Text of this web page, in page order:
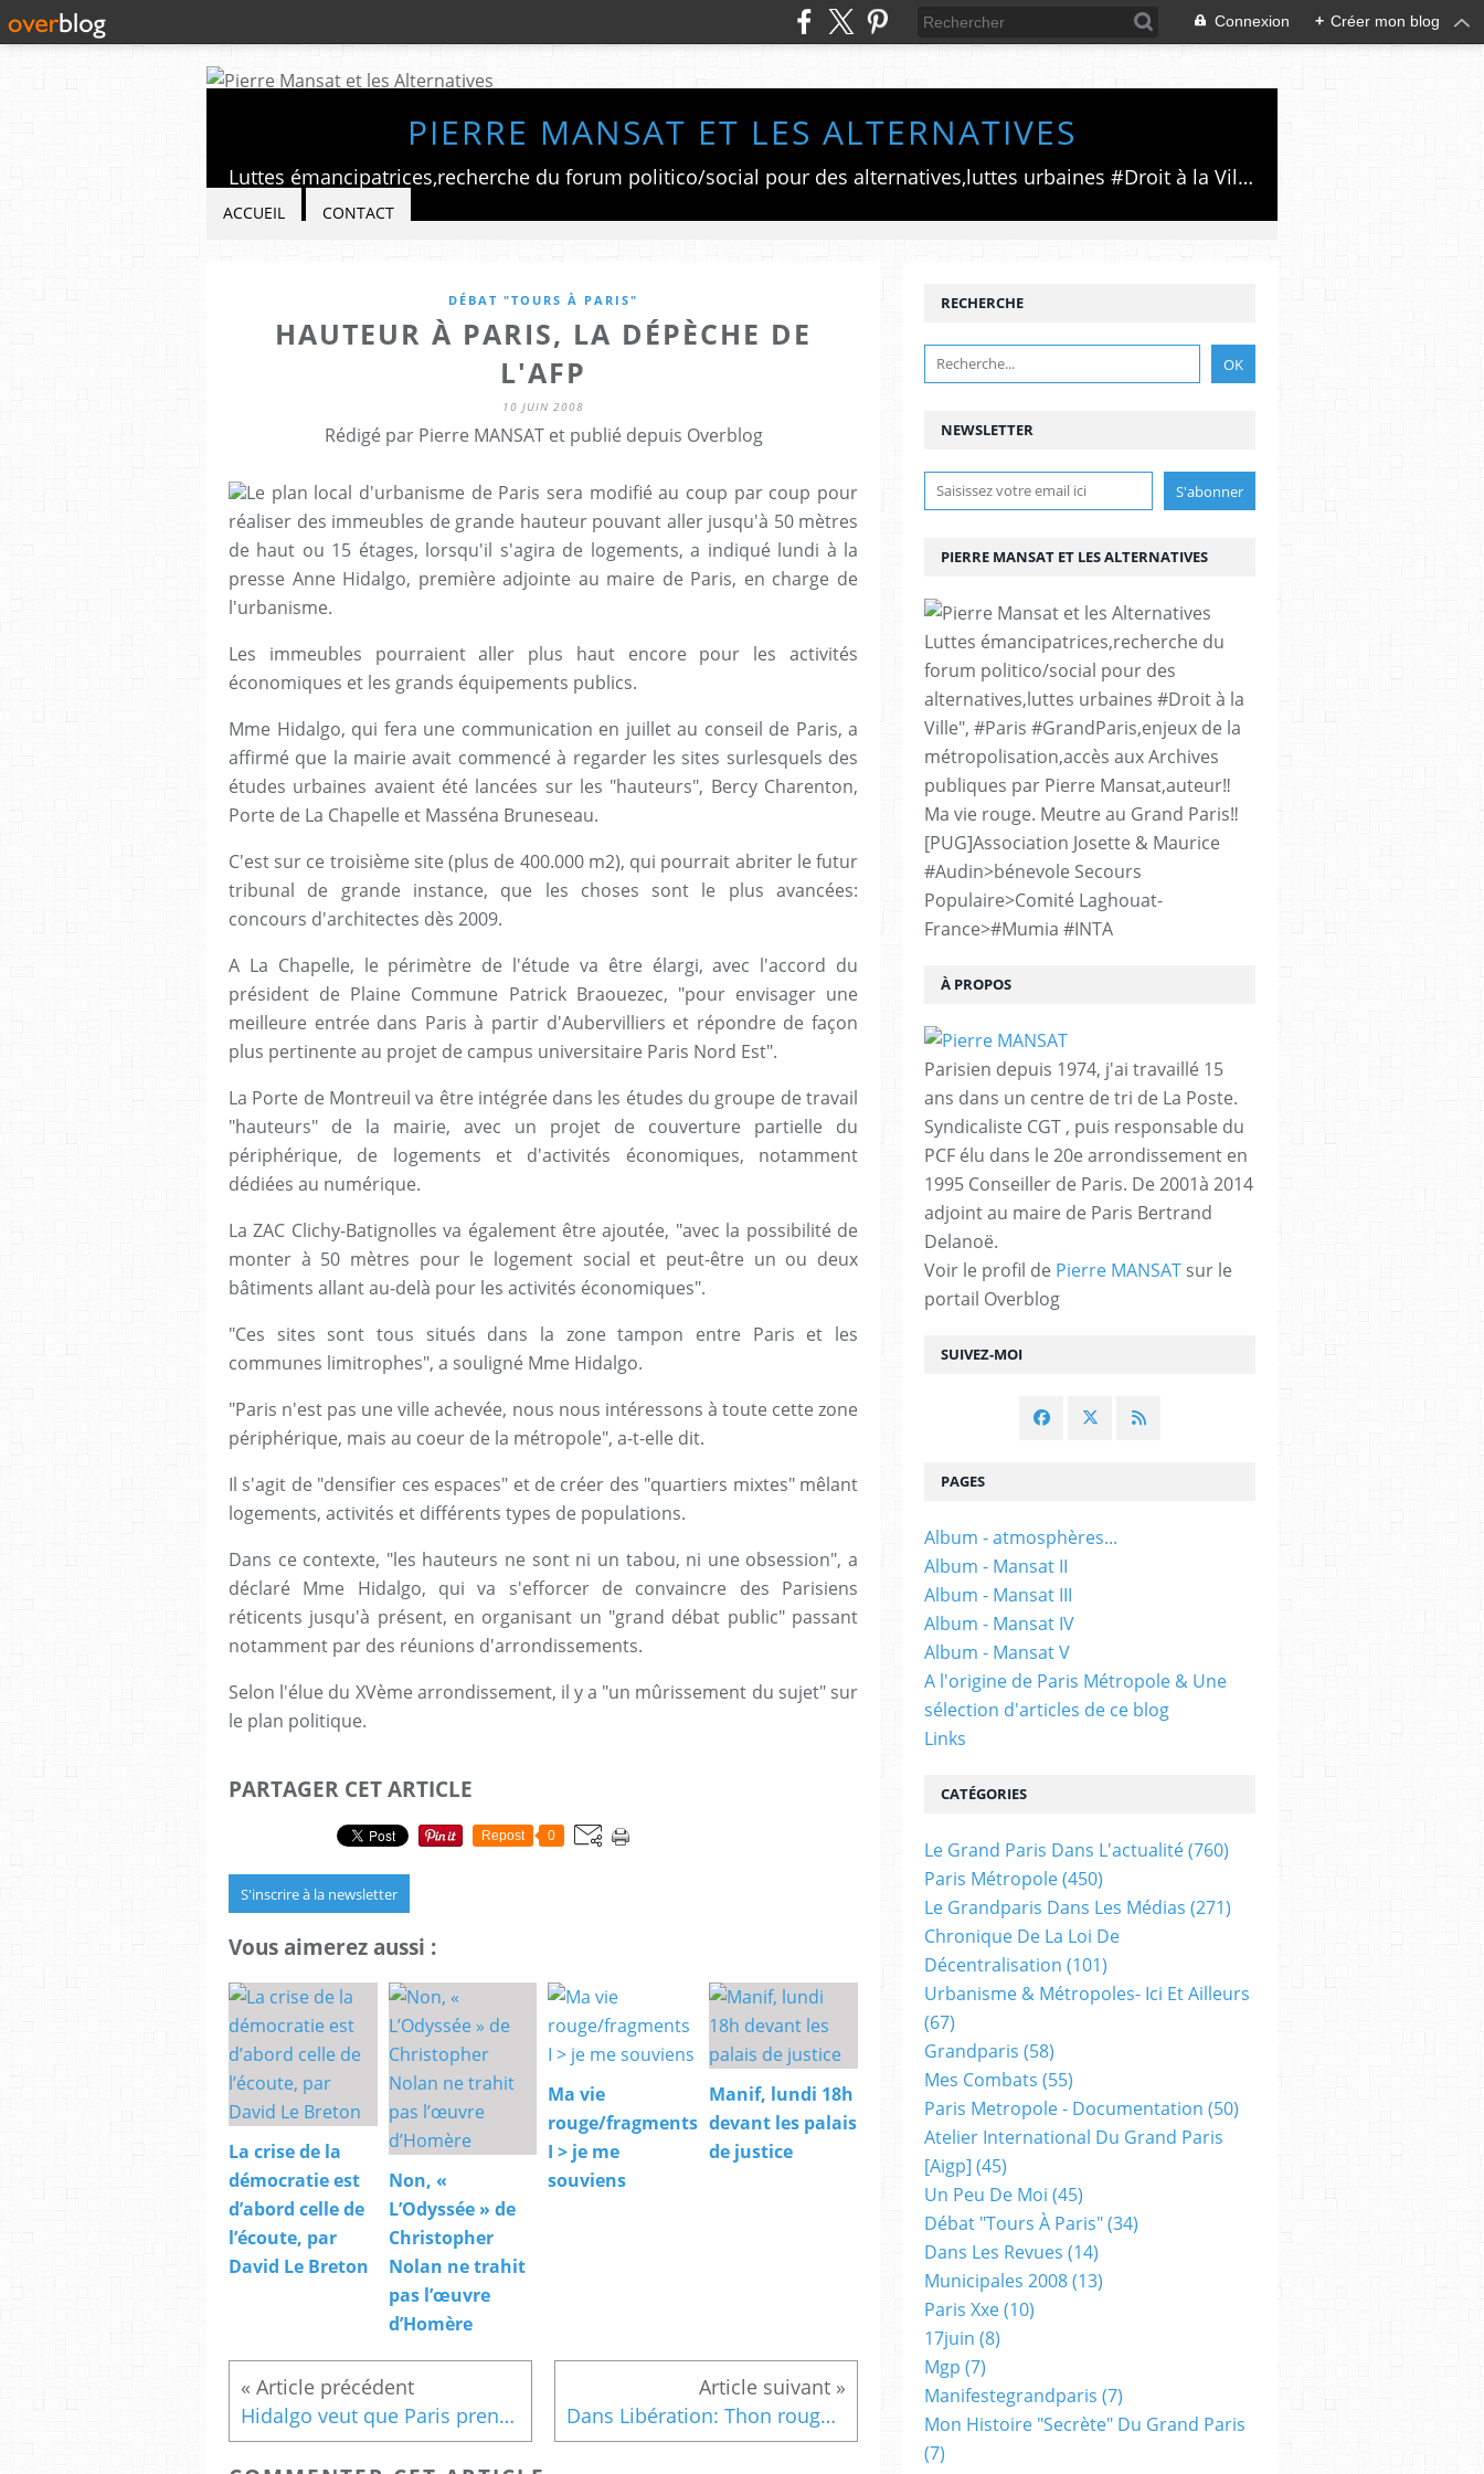
Connexion + Créer mon blog
PIERRE MANSAT ET LES ALTERNATIVES
Luttes émancipatrices,recherche du forum politico/social pour des alternatives,luttes urbaines #Droit à la Ville", #Paris #GrandParis,enjeux de la métropolisation,accès aux Archives publiques par Pierre Mansat,auteur‼️Ma vie rouge. Meutre au Grand Paris‼️[PUG]Association Josette & Maurice #Audin>bénevole Secours Populaire>Comité Laghouat-France>#Mumia #INTA
ACCUEIL CONTACT
DÉBAT "TOURS À PARIS"
HAUTEUR À PARIS, LA DÉPÈCHE DE
L'AFP
10 JUIN 2008
Rédigé par Pierre MANSAT et publié depuis Overblog
Le plan local d'urbanisme de Paris sera modifié au coup par coup pour
réaliser des immeubles de grande hauteur pouvant aller jusqu'à 50 mètres
de haut ou 15 étages, lorsqu'il s'agira de logements, a indiqué lundi à la
presse Anne Hidalgo, première adjointe au maire de Paris, en charge de
l'urbanisme.
Les immeubles pourraient aller plus haut encore pour les activités
économiques et les grands équipements publics.
Mme Hidalgo, qui fera une communication en juillet au conseil de Paris, a
affirmé que la mairie avait commencé à regarder les sites surlesquels des
études urbaines avaient été lancées sur les "hauteurs", Bercy Charenton,
Porte de La Chapelle et Masséna Bruneseau.
C'est sur ce troisième site (plus de 400.000 m2), qui pourrait abriter le futur
tribunal de grande instance, que les choses sont le plus avancées:
concours d'architectes dès 2009.
A La Chapelle, le périmètre de l'étude va être élargi, avec l'accord du
président de Plaine Commune Patrick Braouezec, "pour envisager une
meilleure entrée dans Paris à partir d'Aubervilliers et répondre de façon
plus pertinente au projet de campus universitaire Paris Nord Est".
La Porte de Montreuil va être intégrée dans les études du groupe de travail
"hauteurs" de la mairie, avec un projet de couverture partielle du
périphérique, de logements et d'activités économiques, notamment
dédiées au numérique.
La ZAC Clichy-Batignolles va également être ajoutée, "avec la possibilité de
monter à 50 mètres pour le logement social et peut-être un ou deux
bâtiments allant au-delà pour les activités économiques".
"Ces sites sont tous situés dans la zone tampon entre Paris et les
communes limitrophes", a souligné Mme Hidalgo.
"Paris n'est pas une ville achevée, nous nous intéressons à toute cette zone
périphérique, mais au coeur de la métropole", a-t-elle dit.
Il s'agit de "densifier ces espaces" et de créer des "quartiers mixtes" mêlant
logements, activités et différents types de populations.
Dans ce contexte, "les hauteurs ne sont ni un tabou, ni une obsession", a
déclaré Mme Hidalgo, qui va s'efforcer de convaincre des Parisiens
réticents jusqu'à présent, en organisant un "grand débat public" passant
notamment par des réunions d'arrondissements.
Selon l'élue du XVème arrondissement, il y a "un mûrissement du sujet" sur
le plan politique.
PARTAGER CET ARTICLE
Repost 0
S'inscrire à la newsletter
Vous aimerez aussi :
La crise de la
démocratie est
d’abord celle de
l’écoute, par
David Le Breton
Non, «
L’Odyssée » de
Christopher
Nolan ne trahit
pas l’œuvre
d’Homère
Ma vie
rouge/fragments
I > je me
souviens
Manif, lundi 18h
devant les palais
de justice
Hidalgo veut que Paris prenne de la hauteur, dans Libération Dans Libération: Thon rouge: l'UE stoppe l'hémorragie
NEWSLETTER
SUIVEZ-MOI
RECHERCHE
PIERRE MANSAT ET LES ALTERNATIVES
Luttes émancipatrices,recherche du
forum politico/social pour des
alternatives,luttes urbaines #Droit à la
Ville", #Paris #GrandParis,enjeux de la
métropolisation,accès aux Archives
publiques par Pierre Mansat,auteur‼️
Ma vie rouge. Meutre au Grand Paris‼️
[PUG]Association Josette & Maurice
#Audin>bénevole Secours
Populaire>Comité Laghouat-
France>#Mumia #INTA
À PROPOS
Parisien depuis 1974, j'ai travaillé 15
ans dans un centre de tri de La Poste.
Syndicaliste CGT , puis responsable du
PCF élu dans le 20e arrondissement en
1995 Conseiller de Paris. De 2001à 2014
adjoint au maire de Paris Bertrand
Delanoë.
Voir le profil de Pierre MANSAT sur le
portail Overblog
PAGES
Album - atmosphères...
Album - Mansat II
Album - Mansat III
Album - Mansat IV
Album - Mansat V
A l'origine de Paris Métropole & Une
sélection d'articles de ce blog
Links
CATÉGORIES
Le Grand Paris Dans L'actualité(760)
Paris Métropole(450)
Le Grandparis Dans Les Médias (271)
Chronique De La Loi De
Décentralisation (101)
Urbanisme & Métropoles- Ici Et Ailleurs
(67)
Grandparis (58)
Mes Combats (55)
Paris Metropole - Documentation (50)
Atelier International Du Grand Paris
[aigp] (45)
Un Peu De Moi (45)
Débat "tours À Paris"(34)
Dans Les Revues (14)
Municipales 2008(13)
Paris Xxe(10)
17juin (8)
Mgp (7)
Manifestegrandparis (7)
Mon Histoire "secrète" Du Grand Paris
(7)